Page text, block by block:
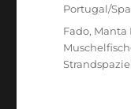
Portugal/
Schlagwörter
Fado, Manta